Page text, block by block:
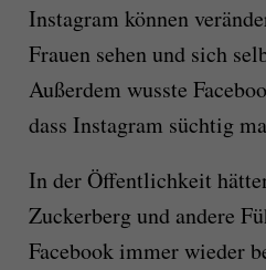
Instagram können
Frauen sehen und sich
Außerdem wusste
dass Instagram süchtig
In der Öffentlichkeit
Zuckerberg und andere
Facebook immer wieder